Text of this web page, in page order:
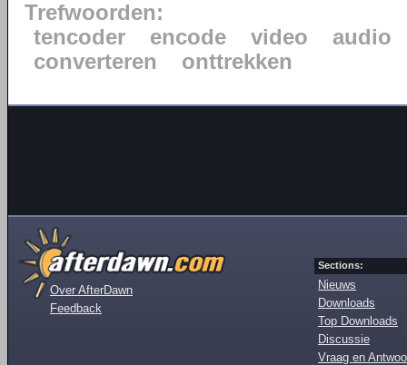
Trefwoorden:
tencoder
encode video
audio
converteren
onttrekken
Over AfterDawn
Feedback
Sections:
Nieuws
Downloads
Top Downloads
Discussie
Vraag en